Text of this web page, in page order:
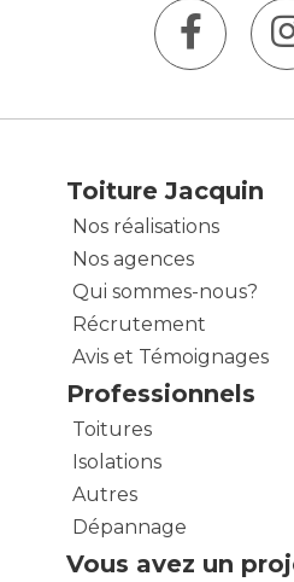
Toiture Jacquin
Nos réalisations
Nos agences
Qui sommes-nous?
Récrutement
Avis et Témoignages
Professionnels
Toitures
Isolations
Autres
Dépannage
Vous avez un